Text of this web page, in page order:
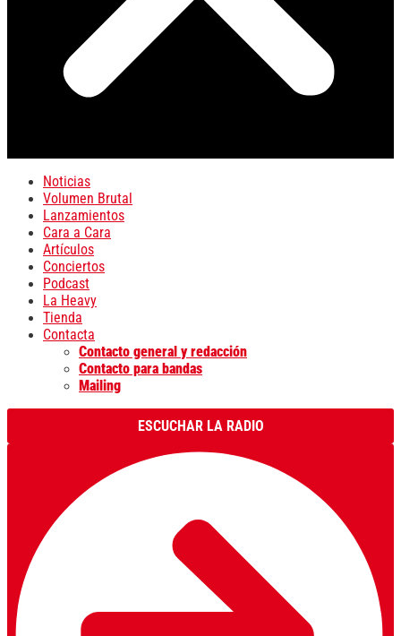
Noticias
Volumen Brutal
Lanzamientos
Cara a Cara
Artículos
Conciertos
Podcast
La Heavy
Tienda
Contacta
Contacto general y redacción
Contacto para bandas
Mailing
ESCUCHAR LA RADIO